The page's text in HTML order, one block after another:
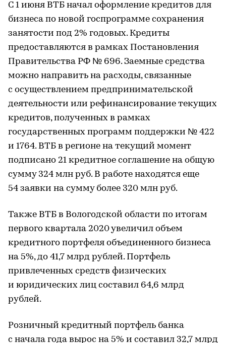
С 1 июня ВТБ начал оформление кредитов для
бизнеса по новой госпрограмме сохранения
занятости под 2% годовых. Кредиты
предоставляются в рамках Постановления
Правительства РФ № 696. Заемные средства
можно направить на расходы, связанные
с осуществлением предпринимательской
деятельности или рефинансирование текущих
кредитов, полученных в рамках
государственных программ поддержки № 422
и 1764. ВТБ в регионе на текущий момент
подписано 21 кредитное соглашение на общую
сумму 324 млн руб. В работе находятся еще
54 заявки на сумму более 320 млн руб.
Также ВТБ в Вологодской области по итогам
первого квартала 2020 увеличил объем
кредитного портфеля объединенного бизнеса
на 5%, до 41,7 млрд рублей. Портфель
привлеченных средств физических
и юридических лиц составил 64,6 млрд
рублей.
Розничный кредитный портфель банка
с начала года вырос на 5% и составил 32,7 млрд